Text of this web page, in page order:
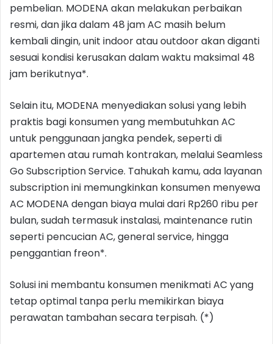
pembelian. MODENA akan melakukan perbaikan
resmi, dan jika dalam 48 jam AC masih belum
kembali dingin, unit indoor atau outdoor akan diganti
sesuai kondisi kerusakan dalam waktu maksimal 48
jam berikutnya*.
Selain itu, MODENA menyediakan solusi yang lebih
praktis bagi konsumen yang membutuhkan AC
untuk penggunaan jangka pendek, seperti di
apartemen atau rumah kontrakan, melalui Seamless
Go Subscription Service. Tahukah kamu, ada layanan
subscription ini memungkinkan konsumen menyewa
AC MODENA dengan biaya mulai dari Rp260 ribu per
bulan, sudah termasuk instalasi, maintenance rutin
seperti pencucian AC, general service, hingga
penggantian freon*.
Solusi ini membantu konsumen menikmati AC yang
tetap optimal tanpa perlu memikirkan biaya
perawatan tambahan secara terpisah. (*)